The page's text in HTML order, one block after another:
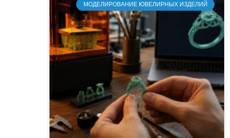
МОДЕЛИРОВАНИЕ ЮВЕЛИРНЫХ ИЗДЕЛИЙ